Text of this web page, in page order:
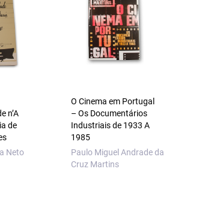
n’A
de
Neto
O Cinema em Portugal
– Os Documentários
Industriais de 1933 A
1985
Paulo Miguel Andrade da
Cruz Martins